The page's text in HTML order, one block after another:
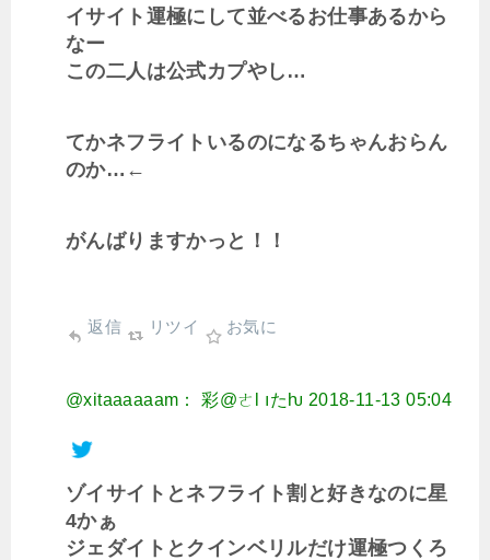
イサイト運極にして並べるお仕事あるから
なー
この二人は公式カプやし…
てかネフライトいるのになるちゃんおらん
のか…←
がんばりますかっと！！
返信 リツイ お気に
@xitaaaaaam： 彩@ㄜƖ ıたƕ 2018-11-13 05:04
ゾイサイトとネフライト割と好きなのに星
4かぁ
ジェダイトとクインベリルだけ運極つくろ